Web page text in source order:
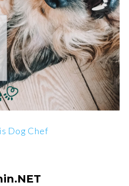
Dog Chef